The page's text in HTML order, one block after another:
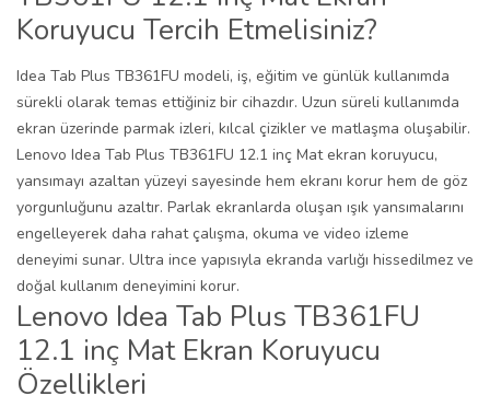
Koruyucu Tercih Etmelisiniz?
Idea Tab Plus TB361FU modeli, iş, eğitim ve günlük kullanımda
sürekli olarak temas ettiğiniz bir cihazdır. Uzun süreli kullanımda
ekran üzerinde parmak izleri, kılcal çizikler ve matlaşma oluşabilir.
Lenovo Idea Tab Plus TB361FU 12.1 inç Mat ekran koruyucu,
yansımayı azaltan yüzeyi sayesinde hem ekranı korur hem de göz
yorgunluğunu azaltır. Parlak ekranlarda oluşan ışık yansımalarını
engelleyerek daha rahat çalışma, okuma ve video izleme
deneyimi sunar. Ultra ince yapısıyla ekranda varlığı hissedilmez ve
doğal kullanım deneyimini korur.
Lenovo Idea Tab Plus TB361FU
12.1 inç Mat Ekran Koruyucu
Özellikleri